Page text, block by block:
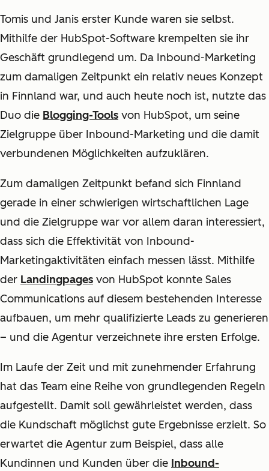
Tomis und Janis erster Kunde waren sie selbst.
Mithilfe der HubSpot-Software krempelten sie ihr
Geschäft grundlegend um. Da Inbound-Marketing
zum damaligen Zeitpunkt ein relativ neues Konzept
in Finnland war, und auch heute noch ist, nutzte das
Duo die Blogging-Tools von HubSpot, um seine
Zielgruppe über Inbound-Marketing und die damit
verbundenen Möglichkeiten aufzuklären.
Zum damaligen Zeitpunkt befand sich Finnland
gerade in einer schwierigen wirtschaftlichen Lage
und die Zielgruppe war vor allem daran interessiert,
dass sich die Effektivität von Inbound-
Marketingaktivitäten einfach messen lässt. Mithilfe
der Landingpages von HubSpot konnte Sales
Communications auf diesem bestehenden Interesse
aufbauen, um mehr qualifizierte Leads zu generieren
– und die Agentur verzeichnete ihre ersten Erfolge.
Im Laufe der Zeit und mit zunehmender Erfahrung
hat das Team eine Reihe von grundlegenden Regeln
aufgestellt. Damit soll gewährleistet werden, dass
die Kundschaft möglichst gute Ergebnisse erzielt. So
erwartet die Agentur zum Beispiel, dass alle
Kundinnen und Kunden über die Inbound-